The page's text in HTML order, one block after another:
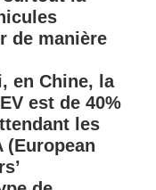
de manière
en Chine, la
est de 40%
les
(European